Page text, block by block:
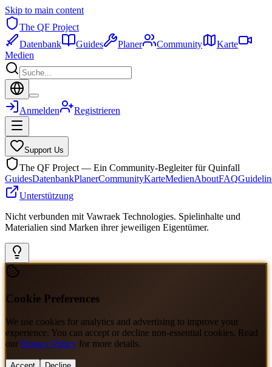
Skip to main content
The QF Project
Datenbank
Guides Planer Community
Karte
Medien
Anmelden Registrieren
Support Us
The QF Project — Ein Community-Begleiter für Quinfall
GuidesDatenbankPlanerCommunityKarteMedienAboutFAQ
Unterstützung
Nicht verbunden mit Vawraek Technologies. Spielinhalte und
Materialien sind Marken ihrer jeweiligen Eigentümer.
Cookie Preferences
We use cookies for analytics and advertising to improve your
experience. You can accept or decline non-essential cookies. Read
our Privacy Policy for more details.